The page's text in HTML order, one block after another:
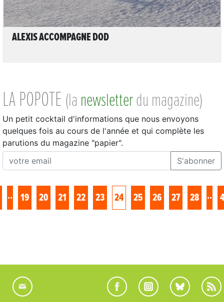
ALEXIS ACCOMPAGNE DOD
LA POPOTE (la newsletterdu magazine)
Un petit cocktail d'informations que nous envoyons
quelques fois au cours de l'année et qui complète les
parutions du magazine "papier".
S'abonner
.. 19 20 21 22 23 24 25 26 27 28 ..